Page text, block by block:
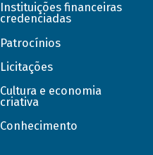
Instituições financeiras
credenciadas
Patrocínios
Licitações
Cultura e economia
criativa
Conhecimento